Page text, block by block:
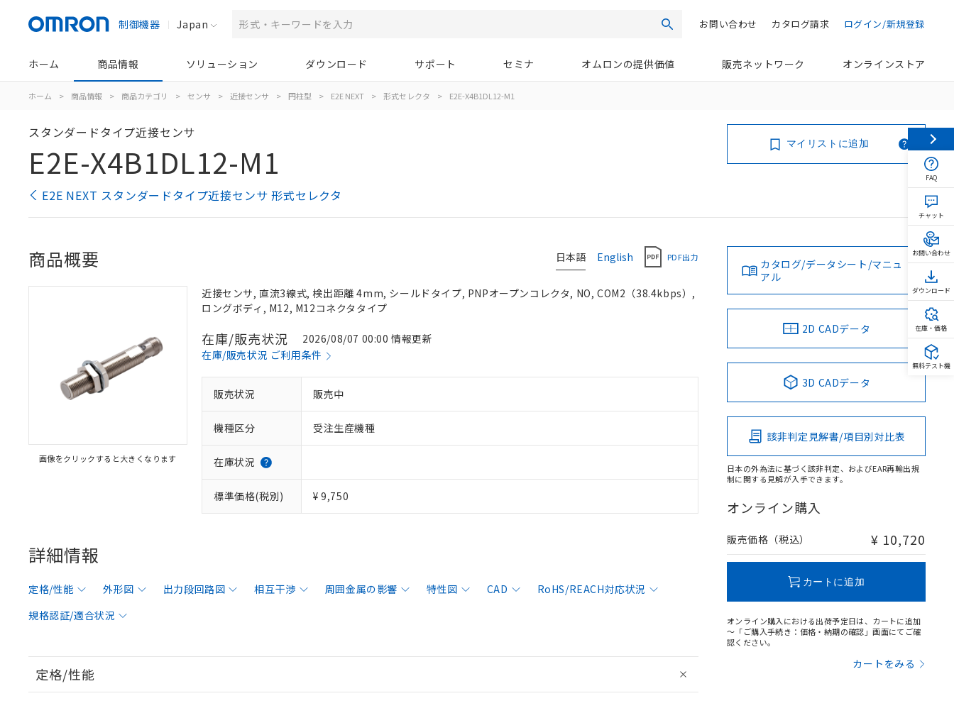
制御機器 Japan 検索 ログイン/新規登録
カタログ請求
お問い合わせ
ホーム 商品情報 ソリューション ダウンロード サポート セミナ オムロンの提供価値 販売ネットワーク オンラインストア
ホーム > 商品情報 > 商品カテゴリ > センサ > 近接センサ > 円柱型 > E2E NEXT > 形式セレクタ > E2E-X4B1DL12-M1
スタンダードタイプ近接センサ
E2E-X4B1DL12-M1
E2E NEXT スタンダードタイプ近接センサ 形式セレクタ
マイリストに追加
日本語 English PDF出力
商品概要
画像をクリックすると大きくなります
近接センサ, 直流3線式, 検出距離 4mm, シールドタイプ, PNPオープンコレクタ, NO, COM2（38.4kbps）,
ロングボディ, M12, M12コネクタタイプ
在庫/販売状況
2026/08/07 00:00 情報更新
在庫/販売状況 ご利用条件
販売状況 販売中
機種区分 受注生産機種
在庫状況
標準価格(税別) ¥ 9,750
詳細情報
定格/性能 外形図 出力段回路図 相互干渉 周囲金属の影響 特性図 CAD
RoHS/REACH対応状況
規格認証/適合状況
定格/性能
カタログ/データシート/マニュ
アル
2D CADデータ
3D CADデータ
該非判定見解書/項目別対比表
日本の外為法に基づく該非判定、およびEAR再輸出規
制に関する見解が入手できます。
オンライン購入
販売価格（税込） ¥ 10,720
カートに追加
オンライン購入における出荷予定日は、カートに追加
～「ご購入手続き：価格・納期の確認」画面にてご確
認ください。
カートをみる
FAQ
チャット
お問い合わせ
ダウンロード
在庫・価格
無料テスト機